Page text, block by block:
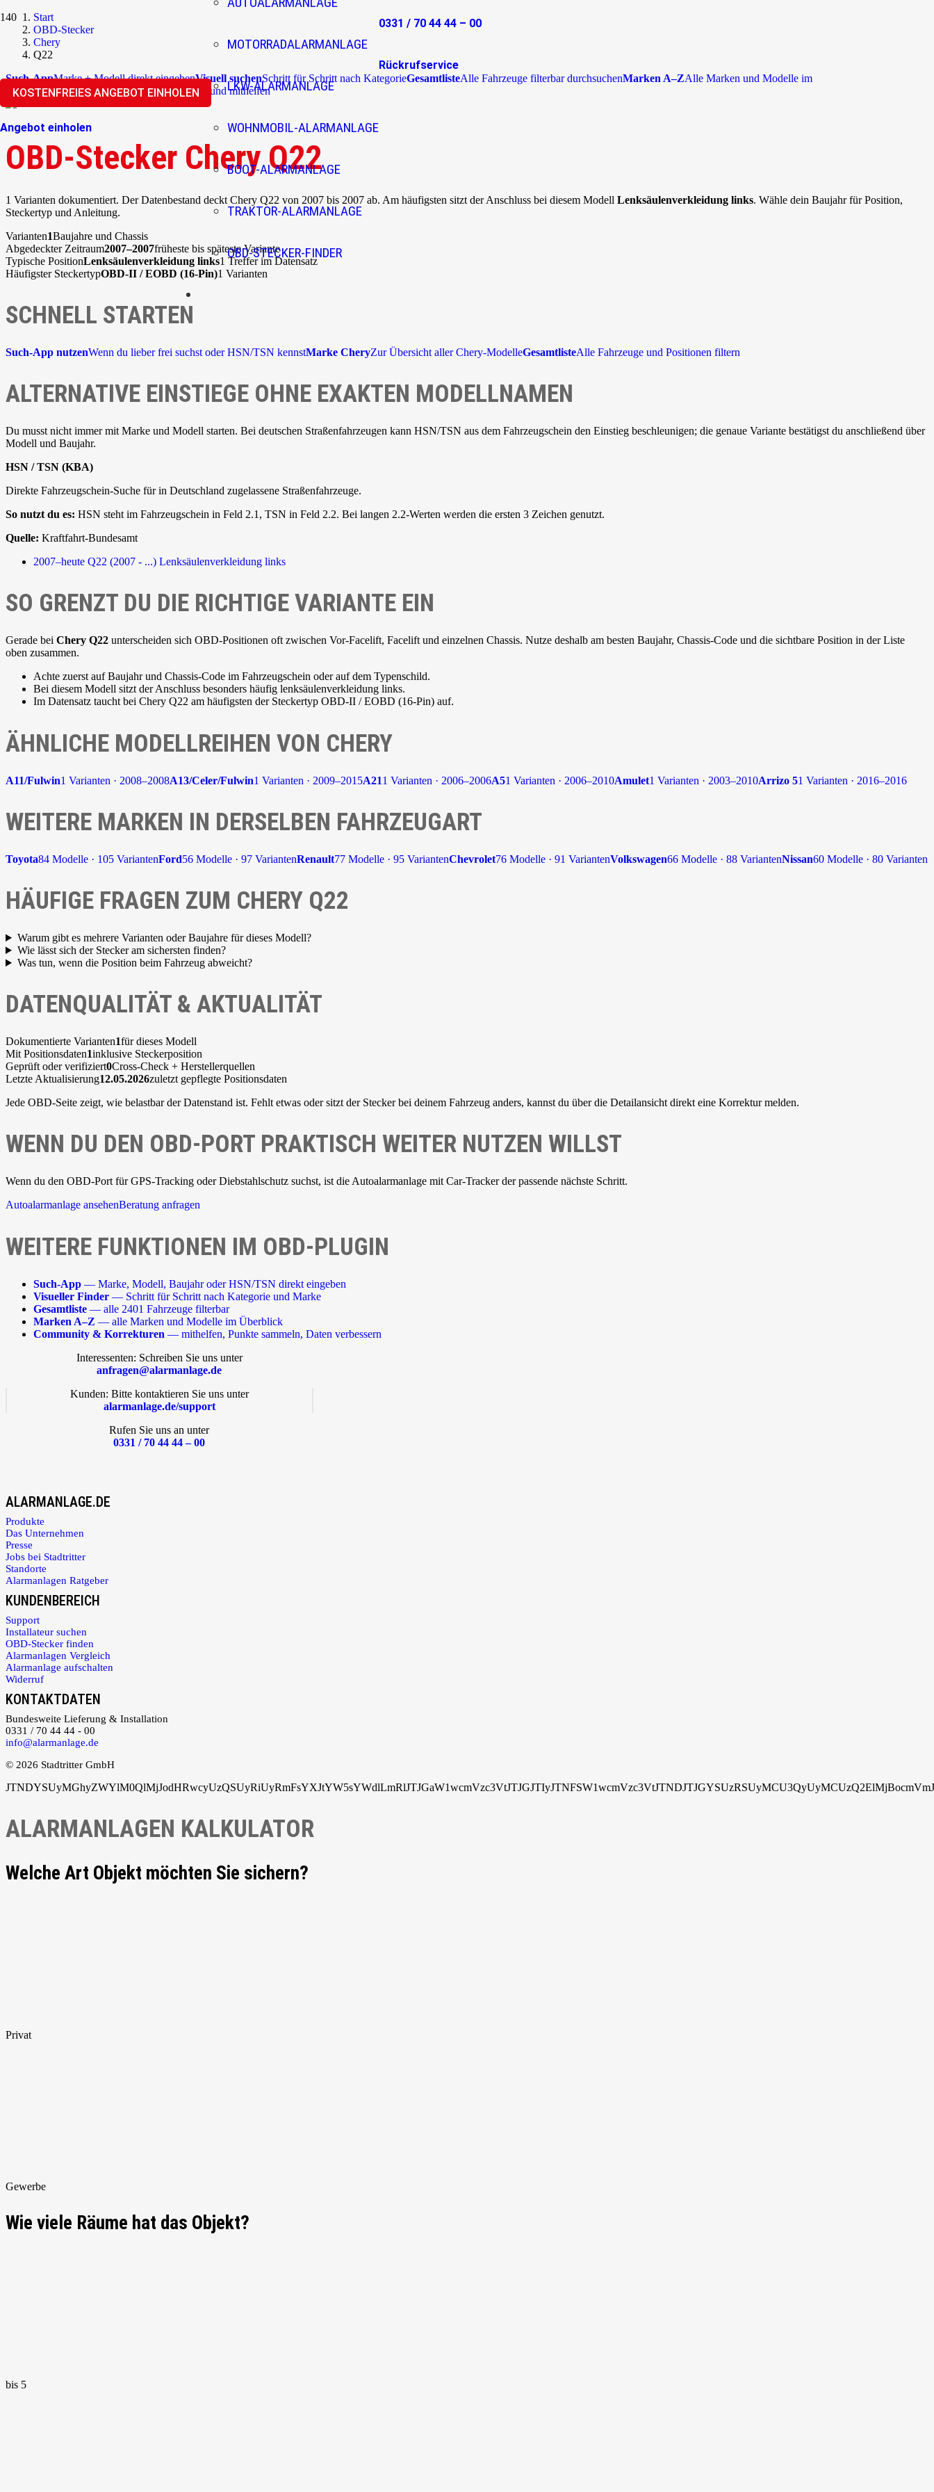
MOTORRADALARMANLAGE
LKW-ALARMANLAGE
WOHNMOBIL-ALARMANLAGE
BOOT-ALARMANLAGE
TRAKTOR-ALARMANLAGE
OBD-STECKER-FINDER
0331 / 70 44 44 – 00
Rückrufservice
KOSTENFREIES ANGEBOT EINHOLEN
Angebot einholen
Start
OBD-Stecker
Chery
Q22
Such-AppMarke + Modell direkt eingebenVisuell suchenSchritt für Schritt nach KategorieGesamtlisteAlle Fahrzeuge filterbar durchsuchenMarken A–ZAlle Marken und Modelle im
ÜberblickCommunityKorrekturen einreichen und mithelfen
OBD-Stecker Chery Q22
1 Varianten dokumentiert. Der Datenbestand deckt Chery Q22 von 2007 bis 2007 ab. Am häufigsten sitzt der Anschluss bei diesem Modell Lenksäulenverkleidung links. Wähle dein Baujahr für Position,
Steckertyp und Anleitung.
Varianten1Baujahre und Chassis
Abgedeckter Zeitraum2007–2007früheste bis späteste Variante
Typische PositionLenksäulenverkleidung links1 Treffer im Datensatz
Häufigster SteckertypOBD-II / EOBD (16-Pin)1 Varianten
SCHNELL STARTEN
Such-App nutzenWenn du lieber frei suchst oder HSN/TSN kennstMarke CheryZur Übersicht aller Chery-ModelleGesamtlisteAlle Fahrzeuge und Positionen filtern
ALTERNATIVE EINSTIEGE OHNE EXAKTEN MODELLNAMEN
Du musst nicht immer mit Marke und Modell starten. Bei deutschen Straßenfahrzeugen kann HSN/TSN aus dem Fahrzeugschein den Einstieg beschleunigen; die genaue Variante bestätigst du anschließend über
Modell und Baujahr.
HSN / TSN (KBA)
Direkte Fahrzeugschein-Suche für in Deutschland zugelassene Straßenfahrzeuge.
So nutzt du es: HSN steht im Fahrzeugschein in Feld 2.1, TSN in Feld 2.2. Bei langen 2.2-Werten werden die ersten 3 Zeichen genutzt.
Quelle: Kraftfahrt-Bundesamt
2007–heute Q22 (2007 - ...) Lenksäulenverkleidung links
SO GRENZT DU DIE RICHTIGE VARIANTE EIN
Gerade bei Chery Q22 unterscheiden sich OBD-Positionen oft zwischen Vor-Facelift, Facelift und einzelnen Chassis. Nutze deshalb am besten Baujahr, Chassis-Code und die sichtbare Position in der Liste
oben zusammen.
Achte zuerst auf Baujahr und Chassis-Code im Fahrzeugschein oder auf dem Typenschild.
Bei diesem Modell sitzt der Anschluss besonders häufig lenksäulenverkleidung links.
Im Datensatz taucht bei Chery Q22 am häufigsten der Steckertyp OBD-II / EOBD (16-Pin) auf.
ÄHNLICHE MODELLREIHEN VON CHERY
A11/Fulwin1 Varianten · 2008–2008A13/Celer/Fulwin1 Varianten · 2009–2015A211 Varianten · 2006–2006A51 Varianten · 2006–2010Amulet1 Varianten · 2003–2010Arrizo 51 Varianten · 2016–2016
WEITERE MARKEN IN DERSELBEN FAHRZEUGART
Toyota84 Modelle · 105 VariantenFord56 Modelle · 97 VariantenRenault77 Modelle · 95 VariantenChevrolet76 Modelle · 91 VariantenVolkswagen66 Modelle · 88 VariantenNissan60 Modelle · 80 Varianten
HÄUFIGE FRAGEN ZUM CHERY Q22
Warum gibt es mehrere Varianten oder Baujahre für dieses Modell?
Wie lässt sich der Stecker am sichersten finden?
Was tun, wenn die Position beim Fahrzeug abweicht?
DATENQUALITÄT & AKTUALITÄT
Dokumentierte Varianten1für dieses Modell
Mit Positionsdaten1inklusive Steckerposition
Geprüft oder verifiziert0Cross-Check + Herstellerquellen
Letzte Aktualisierung12.05.2026zuletzt gepflegte Positionsdaten
Jede OBD-Seite zeigt, wie belastbar der Datenstand ist. Fehlt etwas oder sitzt der Stecker bei deinem Fahrzeug anders, kannst du über die Detailansicht direkt eine Korrektur melden.
WENN DU DEN OBD-PORT PRAKTISCH WEITER NUTZEN WILLST
Wenn du den OBD-Port für GPS-Tracking oder Diebstahlschutz suchst, ist die Autoalarmanlage mit Car-Tracker der passende nächste Schritt.
Autoalarmanlage ansehenBeratung anfragen
WEITERE FUNKTIONEN IM OBD-PLUGIN
Such-App — Marke, Modell, Baujahr oder HSN/TSN direkt eingeben
Visueller Finder — Schritt für Schritt nach Kategorie und Marke
Gesamtliste — alle 2401 Fahrzeuge filterbar
Marken A–Z — alle Marken und Modelle im Überblick
Community & Korrekturen — mithelfen, Punkte sammeln, Daten verbessern
Interessenten: Schreiben Sie uns unter
anfragen@alarmanlage.de
Kunden: Bitte kontaktieren Sie uns unter
alarmanlage.de/support
Rufen Sie uns an unter
0331 / 70 44 44 – 00
ALARMANLAGE.DE
Produkte
Das Unternehmen
Presse
Jobs bei Stadtritter
Standorte
Alarmanlagen Ratgeber
KUNDENBEREICH
Support
Installateur suchen
OBD-Stecker finden
Alarmanlagen Vergleich
Alarmanlage aufschalten
Widerruf
KONTAKTDATEN
Bundesweite Lieferung & Installation
0331 / 70 44 44 - 00
info@alarmanlage.de
© 2026 Stadtritter GmbH
ALARMANLAGEN KALKULATOR
Welche Art Objekt möchten Sie sichern?
Privat
Gewerbe
Wie viele Räume hat das Objekt?
bis 5